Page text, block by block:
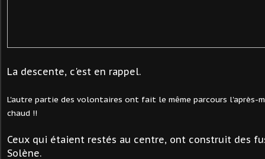
La descente, c'est en rappel.
L'autre partie des volontaires ont fait le même parcours l'après-
chaud !!
Ceux qui étaient restés au centre, ont construit des
Solène.